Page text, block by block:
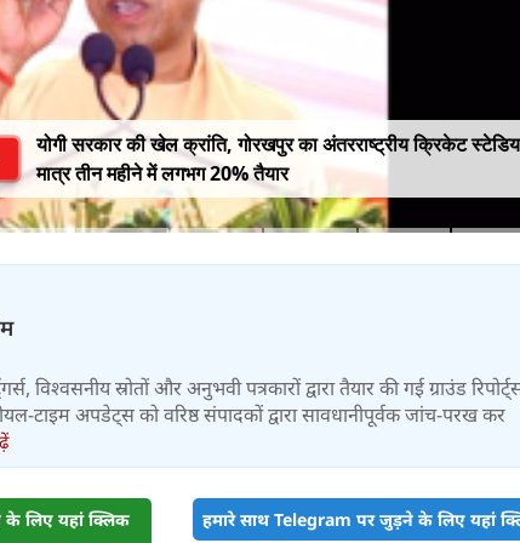
योगी सरकार की खेल क्रांति, गोरखपुर का अंतरराष्ट्रीय क्रिकेट
मात्र तीन महीने में लगभग 20% तैयार
विश्वसनीय स्रोतों और अनुभवी पत्रकारों द्वारा तैयार की गई ग्राउंड
टाइम अपडेट्स को वरिष्ठ संपादकों द्वारा सावधानीपूर्वक जांच-परख कर
लिए यहां क्लिक हमारे साथ Telegram पर जुड़ने के लिए यहां